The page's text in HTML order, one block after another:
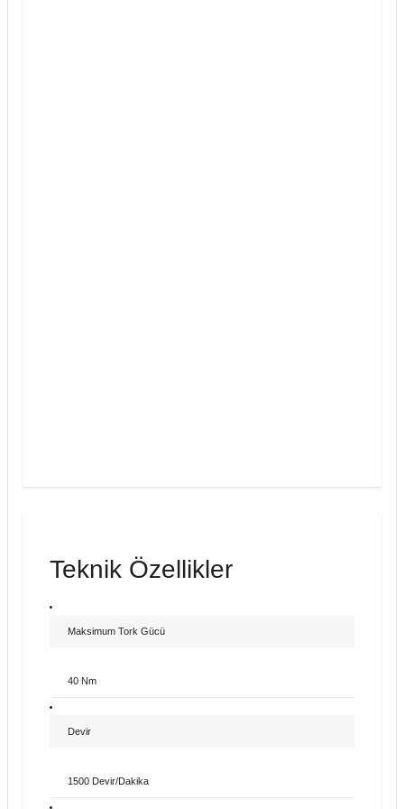
Teknik Özellikler
Maksimum Tork Gücü
40 Nm
Devir
1500 Devir/Dakika